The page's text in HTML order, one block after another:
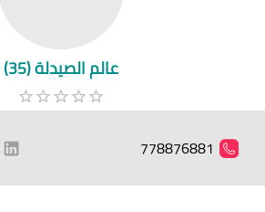
عالم الصيدلة (35)
778876881